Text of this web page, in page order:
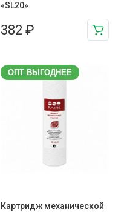
«SL20»
382 ₽
ОПТ ВЫГОДНЕЕ
Картридж механической